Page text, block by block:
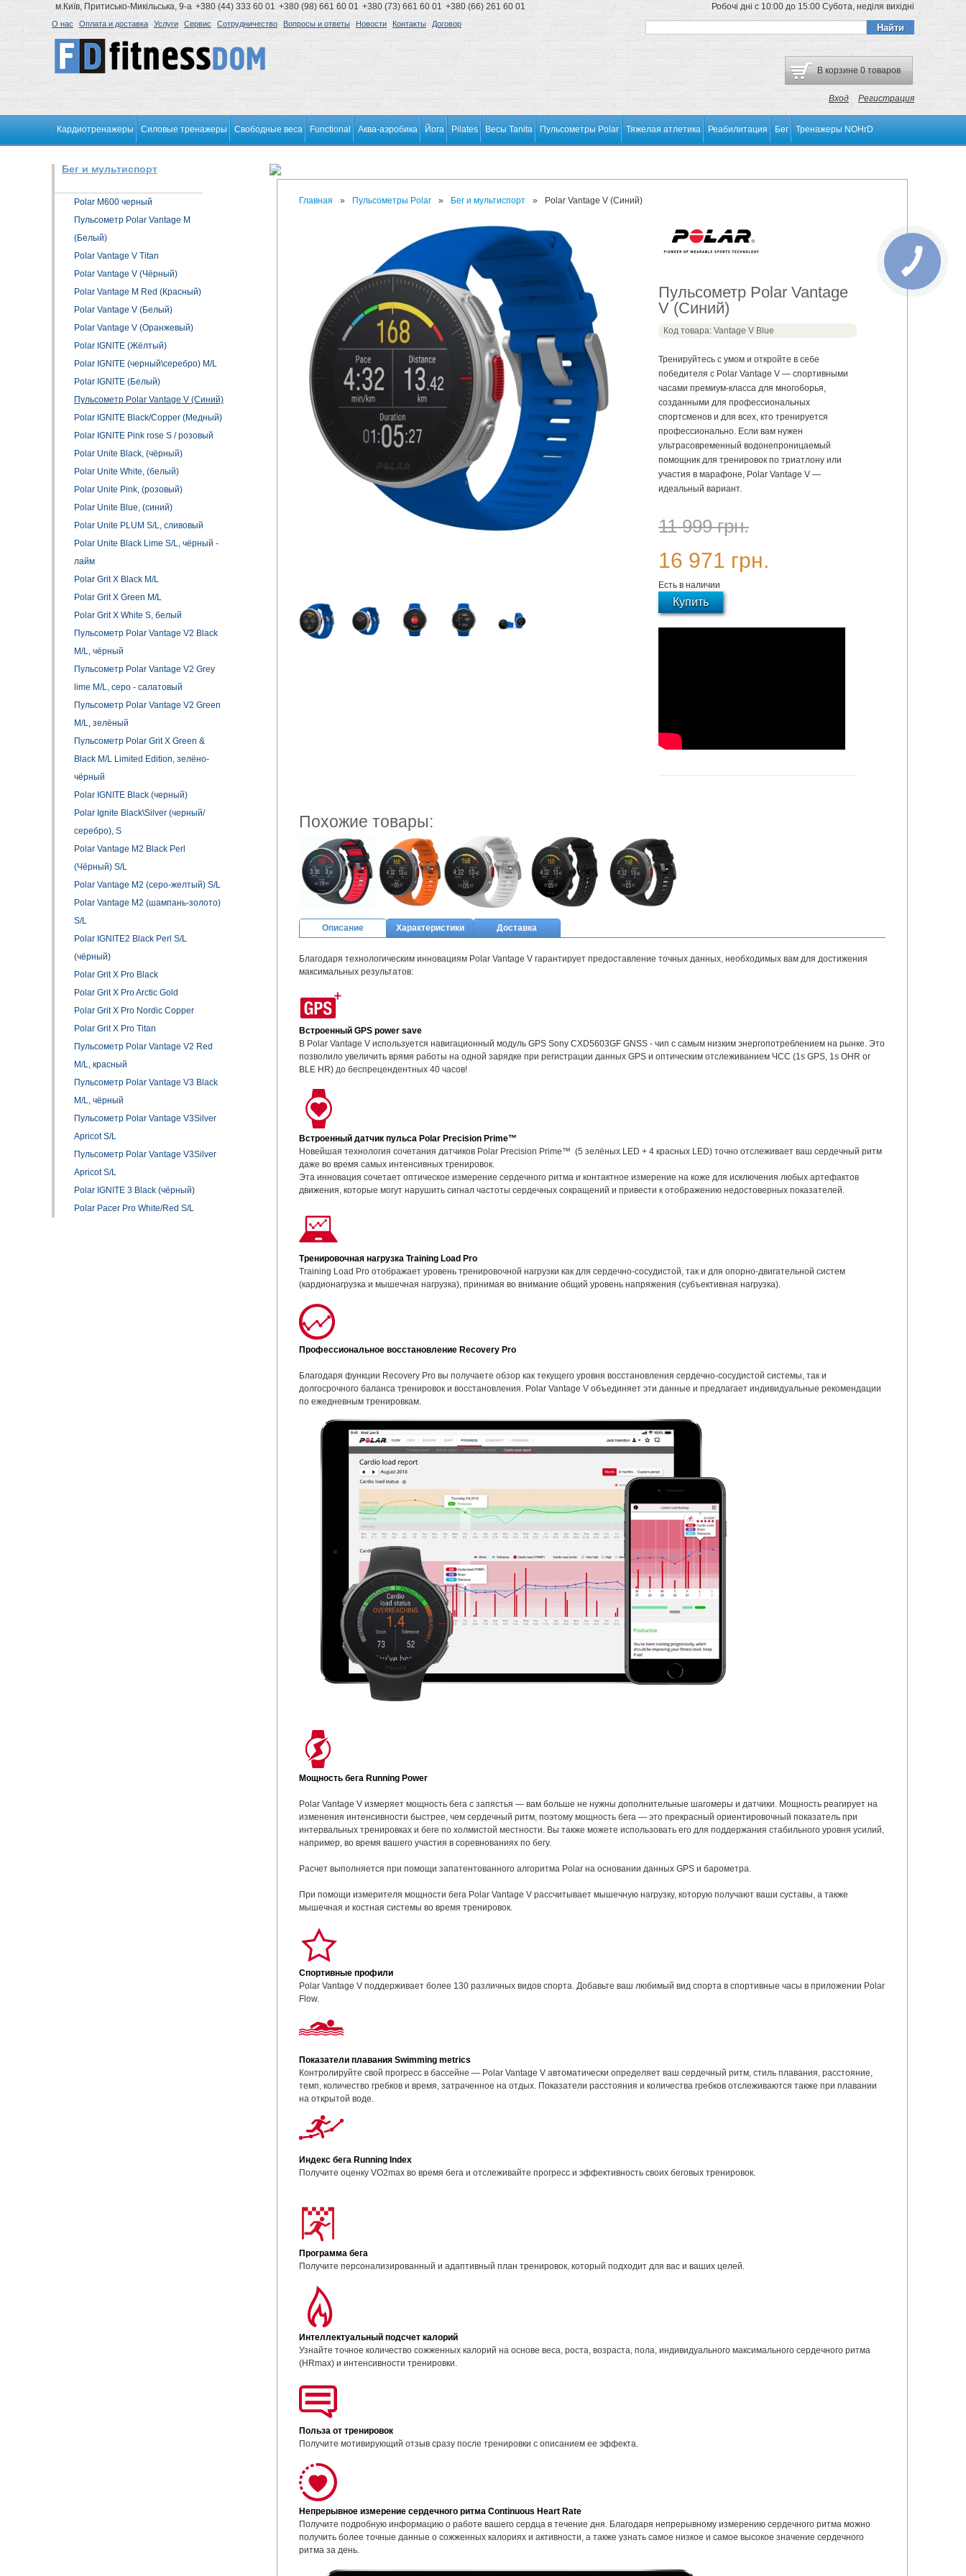
м.Київ, Притисько-Микільська, 9-а +380 (44) 333 60 01 +380 (98) 661 60 01 +380 (73) 661 60 01 +380 (66) 261 60 01 Робочі дні с 10:00 до 15:00 Субота, неділя вихідні
О нас Оплата и доставка Услуги Сервис Сотрудничество Вопросы и ответы Новости Контакты Договор
В корзине 0 товаров
Вход Регистрация
Кардиотренажеры Силовые тренажеры Свободные веса Functional Аква-аэробика Йога Pilates Весы Tanita Пульсометры Polar Тяжелая атлетика Реабилитация Бег Тренажеры NOHrD
Бег и мультиспорт
Polar M600 черный
Пульсометр Polar Vantage M
(Белый)
Polar Vantage V Titan
Polar Vantage V (Чёрный)
Polar Vantage M Red (Красный)
Polar Vantage V (Белый)
Polar Vantage V (Оранжевый)
Polar IGNITE (Жёлтый)
Polar IGNITE (черный\серебро) M/L
Polar IGNITE (Белый)
Пульсометр Polar Vantage V (Синий)
Polar IGNITE Black/Copper (Медный)
Polar IGNITE Pink rose S / розовый
Polar Unite Black, (чёрный)
Polar Unite White, (белый)
Polar Unite Pink, (розовый)
Polar Unite Blue, (синий)
Polar Unite PLUM S/L, сливовый
Polar Unite Black Lime S/L, чёрный -
лайм
Polar Grit X Black M/L
Polar Grit X Green M/L
Polar Grit X White S, белый
Пульсометр Polar Vantage V2 Black
M/L, чёрный
Пульсометр Polar Vantage V2 Greу
lime M/L, серо - салатовый
Пульсометр Polar Vantage V2 Green
M/L, зелёный
Пульсометр Polar Grit X Green &
Black M/L Limited Edition, зелёно-
чёрный
Polar IGNITE Black (черный)
Polar Ignite Black\Silver (черный/
серебро), S
Polar Vantage M2 Black Perl
(Чёрный) S/L
Polar Vantage M2 (серо-желтый) S/L
Polar Vantage M2 (шампань-золото)
S/L
Polar IGNITE2 Black Perl S/L
(чёрный)
Polar Grit X Pro Black
Polar Grit X Pro Arctic Gold
Polar Grit X Pro Nordic Copper
Polar Grit X Pro Titan
Пульсометр Polar Vantage V2 Red
M/L, красный
Пульсометр Polar Vantage V3 Black
M/L, чёрный
Пульсометр Polar Vantage V3Silver
Apricot S/L
Пульсометр Polar Vantage V3Silver
Apricot S/L
Polar IGNITE 3 Black (чёрный)
Polar Pacer Pro White/Red S/L
Главная » Пульсометры Polar » Бег и мультиспорт » Polar Vantage V (Синий)
Пульсометр Polar Vantage
V (Синий)
Код товара: Vantage V Blue
Тренируйтесь с умом и откройте в себе
победителя с Polar Vantage V — спортивными
часами премиум-класса для многоборья,
созданными для профессиональных
спортсменов и для всех, кто тренируется
профессионально. Если вам нужен
ультрасовременный водонепроницаемый
помощник для тренировок по триатлону или
участия в марафоне, Polar Vantage V —
идеальный вариант.
11 999 грн.
16 971 грн.
Есть в наличии
Купить
Похожие товары:
Описание Характеристики Доставка
Благодаря технологическим инновациям Polar Vantage V гарантирует предоставление точных данных, необходимых вам для достижения
максимальных результатов:
Встроенный GPS power save
В Polar Vantage V используется навигационный модуль GPS Sony CXD5603GF GNSS - чип с самым низким энергопотреблением на рынке. Это
позволило увеличить врямя работы на одной зарядке при регистрации данных GPS и оптическим отслеживанием ЧСС (1s GPS, 1s OHR or
BLE HR) до беспрецендентных 40 часов!
Встроенный датчик пульса Polar Precision Prime™
Новейшая технология сочетания датчиков Polar Precision Prime™ (5 зелёных LED + 4 красных LED) точно отслеживает ваш сердечный ритм
даже во время самых интенсивных тренировок.
Эта инновация сочетает оптическое измерение сердечного ритма и контактное измерение на коже для исключения любых артефактов
движения, которые могут нарушить сигнал частоты сердечных сокращений и привести к отображению недостоверных показателей.
Тренировочная нагрузка Training Load Pro
Training Load Pro отображает уровень тренировочной нагрузки как для сердечно-сосудистой, так и для опорно-двигательной систем
(кардионагрузка и мышечная нагрузка), принимая во внимание общий уровень напряжения (субъективная нагрузка).
Профессиональное восстановление Recovery Pro
Благодаря функции Recovery Pro вы получаете обзор как текущего уровня восстановления сердечно-сосудистой системы, так и
долгосрочного баланса тренировок и восстановления. Polar Vantage V объединяет эти данные и предлагает индивидуальные рекомендации
по ежедневным тренировкам.
Мощность бега Running Power
Polar Vantage V измеряет мощность бега с запястья — вам больше не нужны дополнительные шагомеры и датчики. Мощность реагирует на
изменения интенсивности быстрее, чем сердечный ритм, поэтому мощность бега — это прекрасный ориентировочный показатель при
интервальных тренировках и беге по холмистой местности. Вы также можете использовать его для поддержания стабильного уровня усилий,
например, во время вашего участия в соревнованиях по бегу.
Расчет выполняется при помощи запатентованного алгоритма Polar на основании данных GPS и барометра.
При помощи измерителя мощности бега Polar Vantage V рассчитывает мышечную нагрузку, которую получают ваши суставы, а также
мышечная и костная системы во время тренировок.
Спортивные профили
Polar Vantage V поддерживает более 130 различных видов спорта. Добавьте ваш любимый вид спорта в спортивные часы в приложении Polar
Flow.
Показатели плавания Swimming metrics
Контролируйте свой прогресс в бассейне — Polar Vantage V автоматически определяет ваш сердечный ритм, стиль плавания, расстояние,
темп, количество гребков и время, затраченное на отдых. Показатели расстояния и количества гребков отслеживаются также при плавании
на открытой воде.
Индекс бега Running Index
Получите оценку VO2max во время бега и отслеживайте прогресс и эффективность своих беговых тренировок.
Программа бега
Получите персонализированный и адаптивный план тренировок, который подходит для вас и ваших целей.
Интеллектуальный подсчет калорий
Узнайте точное количество сожженных калорий на основе веса, роста, возраста, пола, индивидуального максимального сердечного ритма
(HRmax) и интенсивности тренировки.
Польза от тренировок
Получите мотивирующий отзыв сразу после тренировки с описанием ее эффекта.
Непрерывное измерение сердечного ритма Continuous Heart Rate
Получите подробную информацию о работе вашего сердца в течение дня. Благодаря непрерывному измерению сердечного ритма можно
получить более точные данные о сожженных калориях и активности, а также узнать самое низкое и самое высокое значение сердечного
ритма за день.